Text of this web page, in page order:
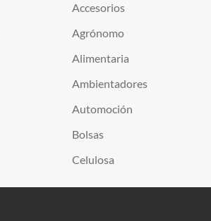
Accesorios
Agrónomo
Alimentaria
Ambientadores
Automoción
Bolsas
Celulosa